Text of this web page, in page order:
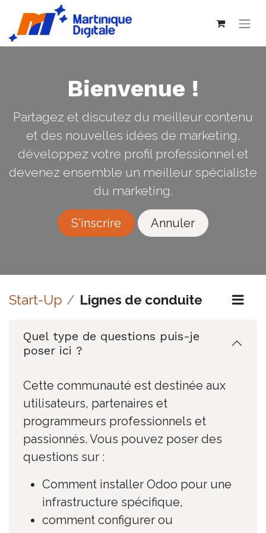
Bienvenue !
Partagez et discutez du meilleur contenu
et des nouvelles idées de marketing,
développez votre profil professionnel et
devenez ensemble un meilleur spécialiste
du marketing.
S'inscrire Annuler
Start-Up Lignes de conduite
Quel type de questions puis-je
poser ici ?
Cette communauté est destinée aux
utilisateurs, partenaires et
programmeurs professionnels et
passionnés. Vous pouvez poser des
questions sur :
Comment installer Odoo pour une
infrastructure spécifique,
comment configurer ou